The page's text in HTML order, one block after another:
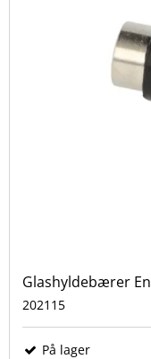
Glashyldebærer
202115
På lager